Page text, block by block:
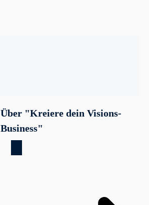
Über "Kreiere dein Visions-
Business"